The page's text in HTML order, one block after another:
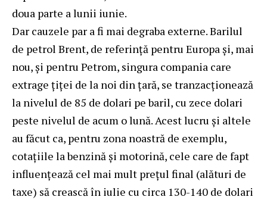
doua parte a lunii iunie.
Dar cauzele par a fi mai degraba externe. Barilul
de petrol Brent, de referință pentru Europa și, mai
nou, și pentru Petrom, singura compania care
extrage țiței de la noi din țară, se tranzacționează
la nivelul de 85 de dolari pe baril, cu zece dolari
peste nivelul de acum o lună. Acest lucru și altele
au făcut ca, pentru zona noastră de exemplu,
cotațiile la benzină și motorină, cele care de fapt
influențează cel mai mult prețul final (alături de
taxe) să crească în iulie cu circa 130-140 de dolari